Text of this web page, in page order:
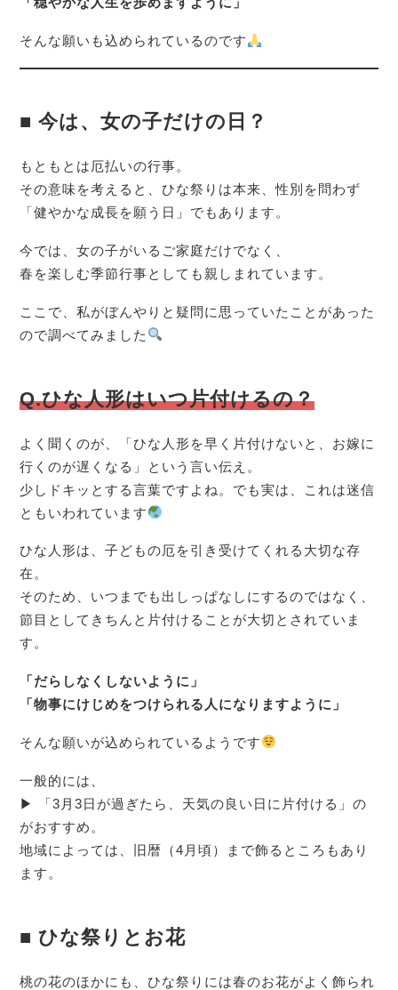
そんな願いも込められているのです
■ 今は、女の子だけの日？
もともとは厄払いの行事。
その意味を考えると、ひな祭りは本来、性別を問わず
「健やかな成長を願う日」でもあります。
今では、女の子がいるご家庭だけでなく、
春を楽しむ季節行事としても親しまれています。
ここで、私がぼんやりと疑問に思っていたことがあった
ので調べてみました
Q.ひな人形はいつ片付けるの？
よく聞くのが、「ひな人形を早く片付けないと、お嫁に
行くのが遅くなる」という言い伝え。
少しドキッとする言葉ですよね。でも実は、これは迷信
ともいわれています
ひな人形は、子どもの厄を引き受けてくれる大切な存
在。
そのため、いつまでも出しっぱなしにするのではなく、
節目としてきちんと片付けることが大切とされていま
す。
「だらしなくしないように」
「物事にけじめをつけられる人になりますように」
そんな願いが込められているようです
一般的には、
▶ 「3月3日が過ぎたら、天気の良い日に片付ける」の
がおすすめ。
地域によっては、旧暦（4月頃）まで飾るところもあり
ます。
■ ひな祭りとお花
桃の花のほかにも、ひな祭りには春のお花がよく飾られ